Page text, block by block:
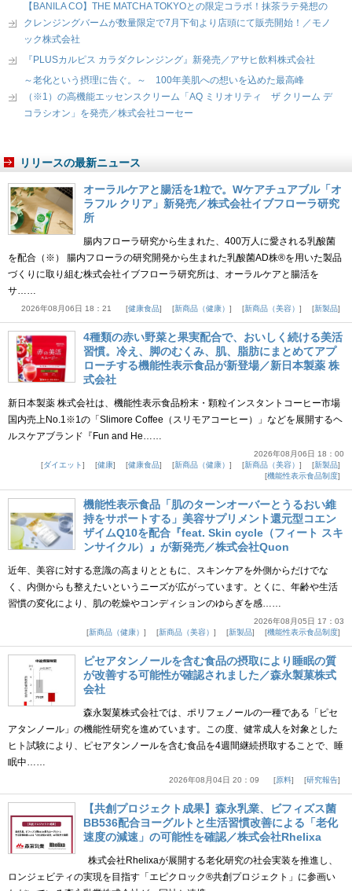
【BANILA CO】THE MATCHA TOKYOとの限定コラボ！抹茶ラテ発想の
クレンジングバームが数量限定で7月下旬より店頭にて販売開始！／モノ
ック株式会社
『PLUSカルピス カラダクレンジング』新発売／アサヒ飲料株式会社
～老化という摂理に告ぐ。～ 100年美肌への想いを込めた最高峰
（※1）の高機能エッセンスクリーム「AQ ミリオリティ ザ クリーム デ
コラシオン」を発売／株式会社コーセー
リリースの最新ニュース
オーラルケアと腸活を1粒で。Wケアチュアブル「オ
ラフル クリア」新発売／株式会社イブフローラ研究
所
腸内フローラ研究から生まれた、400万人に愛される乳酸菌
を配合（※） 腸内フローラの研究開発から生まれた乳酸菌AD株®を用いた製品
づくりに取り組む株式会社イブフローラ研究所は、オーラルケアと腸活を
サ……
2026年08月06日 18：21 健康食品 新商品（健康） 新商品（美容） 新製品
4種類の赤い野菜と果実配合で、おいしく続ける美活
習慣。冷え、脚のむくみ、肌、脂肪にまとめてアプ
ローチする機能性表示食品が新登場／新日本製薬 株
式会社
新日本製薬 株式会社は、機能性表示食品粉末・顆粒インスタントコーヒー市場
国内売上No.1※1の「Slimore Coffee（スリモアコーヒー）」などを展開するヘ
ルスケアブランド『Fun and He……
2026年08月06日 18：00
ダイエット
健康 健康食品 新商品（健康） 新商品（美容）
新製品
機能性表示食品制度
機能性表示食品「肌のターンオーバーとうるおい維
持をサポートする」美容サプリメント還元型コエン
ザイムQ10を配合『feat. Skin cycle（フィート スキ
ンサイクル）』が新発売／株式会社Quon
近年、美容に対する意識の高まりとともに、スキンケアを外側からだけでな
く、内側からも整えたいというニーズが広がっています。とくに、年齢や生活
習慣の変化により、肌の乾燥やコンディションのゆらぎを感……
2026年08月05日 17：03
新商品（健康）
新商品（美容） 新製品 機能性表示食品制度
ピセアタンノールを含む食品の摂取により睡眠の質
が改善する可能性が確認されました／森永製菓株式
会社
森永製菓株式会社では、ポリフェノールの一種である「ピセ
アタンノール」の機能性研究を進めています。この度、健常成人を対象とした
ヒト試験により、ピセアタンノールを含む食品を4週間継続摂取することで、睡
眠中……
2026年08月04日 20：09 原料 研究報告
【共創プロジェクト成果】森永乳業、ビフィズス菌
BB536配合ヨーグルトと生活習慣改善による「老化
速度の減速」の可能性を確認／株式会社Rhelixa
株式会社Rhelixaが展開する老化研究の社会実装を推進し、
ロンジェビティの実現を目指す「エピクロック®共創プロジェクト」に参画い